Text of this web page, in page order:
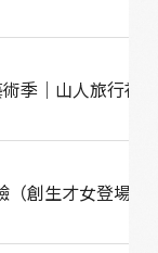
季｜山人旅行社
創生才女登場再